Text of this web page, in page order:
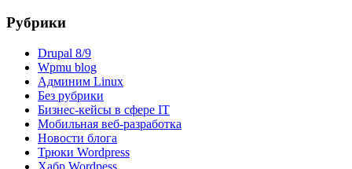
Рубрики
Drupal 8/9
Wpmu blog
Админим Linux
Без рубрики
Бизнес-кейсы в сфере IT
Мобильная веб-разработка
Новости блога
Трюки Wordpress
Хабр Wordpess